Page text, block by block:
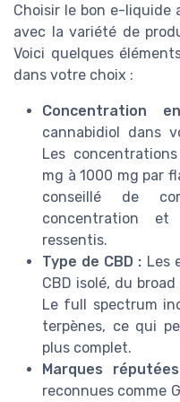
Choisir le bon e-liquide
avec la variété de
Voici quelques
dans votre choix :
Concentration
cannabidiol dans
Les
mg à 1000 mg par
conseillé de
concentration
ressentis.
Type de CBD : Les
CBD isolé, du
Le full spectrum
terpènes, ce qui
plus complet.
Marques
reconnues comme